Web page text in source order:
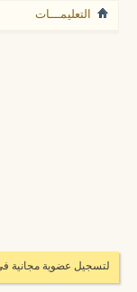
التعليمـــات
لتسجيل عضوية مجانية